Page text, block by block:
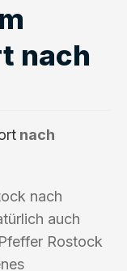
nach
nach
nach
auch
Rostock